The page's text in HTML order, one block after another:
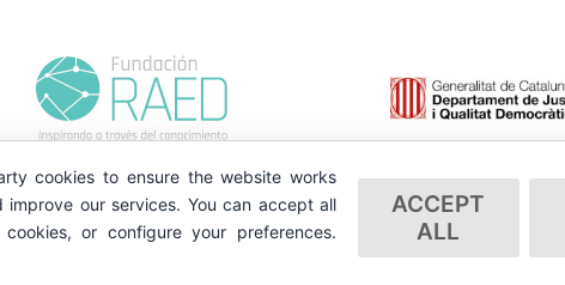
cookies to ensure the website works
improve our services. You can accept all
or configure your preferences.
ACCEPT
ALL